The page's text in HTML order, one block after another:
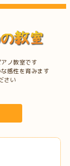
ノ教室です
感性を育みます
さい